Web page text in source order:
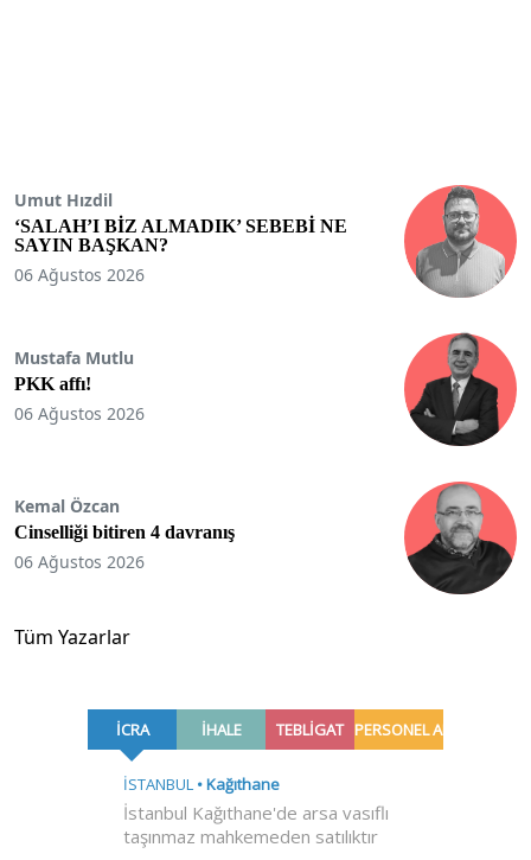
Umut Hızdil
‘SALAH’I BİZ ALMADIK’ SEBEBİ NE
SAYIN BAŞKAN?
06 Ağustos 2026
Mustafa Mutlu
PKK affı!
06 Ağustos 2026
Kemal Özcan
Cinselliği bitiren 4 davranış
06 Ağustos 2026
Tüm Yazarlar